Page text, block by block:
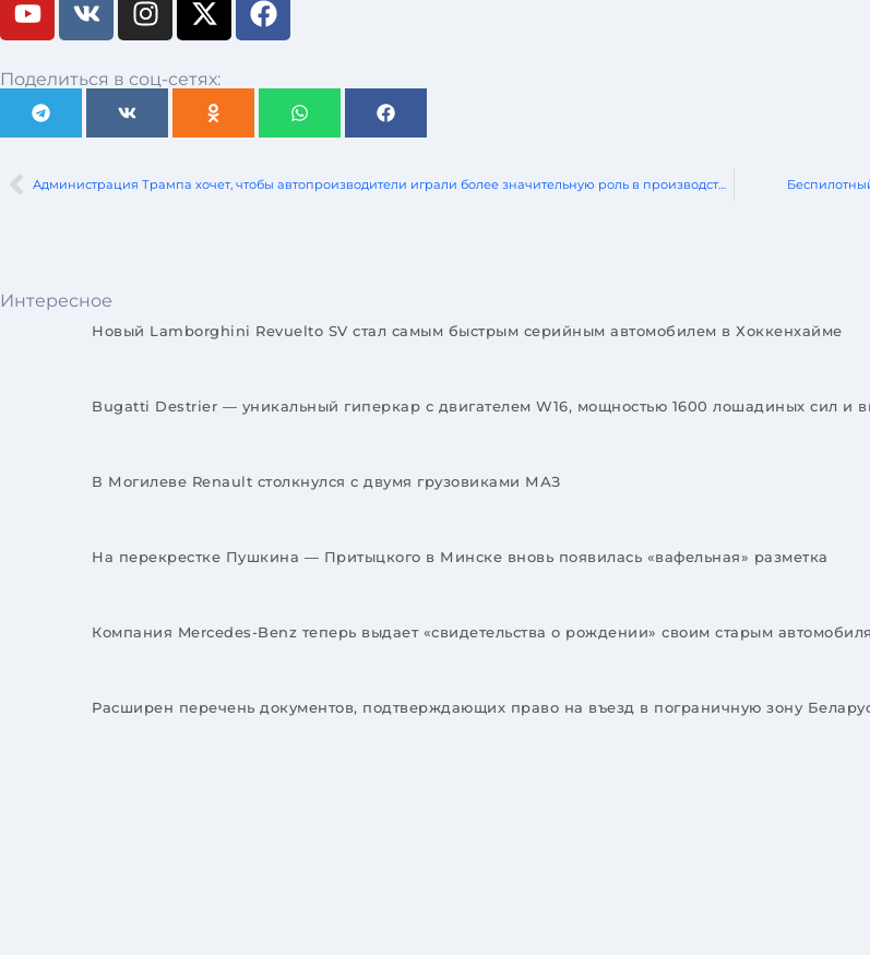
Поделиться в соц-сетях:
Администрация Трампа хочет, чтобы автопроизводители играли более значительную роль в производстве оружия
Интересное
Новый Lamborghini Revuelto SV стал самым быстрым серийным автомобилем в Хоккенхайме
Bugatti Destrier — уникальный гиперкар с двигателем W16, мощностью 1600 лошадиных сил и
В Могилеве Renault столкнулся с двумя грузовиками МАЗ
На перекрестке Пушкина — Притыцкого в Минске вновь появилась «вафельная» разметка
Компания Mercedes-Benz теперь выдает «свидетельства о рождении» своим старым
Расширен перечень документов, подтверждающих право на въезд в пограничную зону